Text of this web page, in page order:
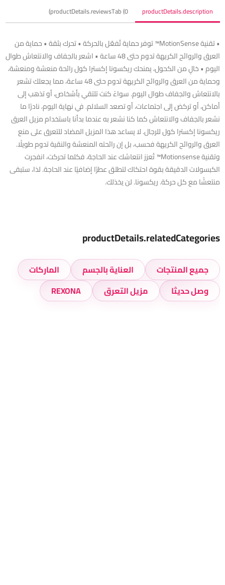
productDetails.description
productDetails.reviewsTab (0)
• تقنية MotionSense™ توفر حماية تُفعّل بالحركة • تحرك بثقة • حماية من
العرق والروائح الكريهة تدوم حتى 48 ساعة • اشعر بالجفاف والانتعاش طوال
اليوم • خالٍ من الكحول، يمنحك ريكسونا إكسترا كول رائحة منعشة ومنعشة،
وحماية من العرق والروائح الكريهة تدوم حتى 48 ساعة، مما يجعلك تشعر
بالانتعاش والجفاف طوال اليوم. سواءً كنت تلتقي بأشخاص، أو تذهب إلى
أماكن، أو تركض إلى اجتماعات، أو تصعد السلالم. في نهاية اليوم، نادرًا ما
نشعر بالجفاف والانتعاش كما كنا نشعر به عندما بدأنا باستخدام مزيل العرق
ريكسونا إكسترا كول للرجال. لا يساعد هذا المزيل المضاد للتعرق على منع
العرق والروائح الكريهة فحسب، بل إن رائحته المنعشة والنقية تدوم طويلًا.
وتقنية Motionsense™ تُعزز انتعاشك عند الحاجة، فكلما تحركت، انفجرت
الكبسولات الدقيقة بقوة احتكاك لتطلق عطرًا إضافيًا عند الحاجة. لذا، ستبقى
منتعشًا مع كل حركة. ريكسونا. لن يخذلك.
productDetails.relatedCategories
جميع المنتجات العناية بالجسم
الماركات
وصل حديثا
مزيل التعرق REXONA